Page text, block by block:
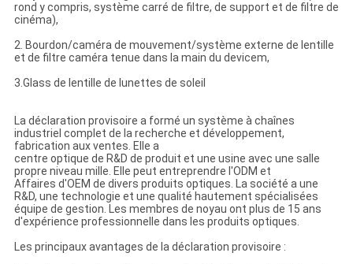
rond y compris, système carré de filtre, de support et de filtre de
cinéma),
2. Bourdon/caméra de mouvement/système externe de lentille
et de filtre caméra tenue dans la main du devicem,
3.Glass de lentille de lunettes de soleil
La déclaration provisoire a formé un système à chaînes
industriel complet de la recherche et développement,
fabrication aux ventes. Elle a
centre optique de R&D de produit et une usine avec une salle
propre niveau mille. Elle peut entreprendre l'ODM et
Affaires d'OEM de divers produits optiques. La société a une
R&D, une technologie et une qualité hautement spécialisées
équipe de gestion. Les membres de noyau ont plus de 15 ans
d'expérience professionnelle dans les produits optiques.
Les principaux avantages de la déclaration provisoire :